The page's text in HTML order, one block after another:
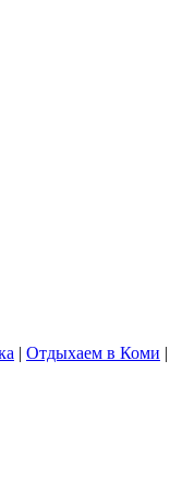
| Отдыхаем в Коми |